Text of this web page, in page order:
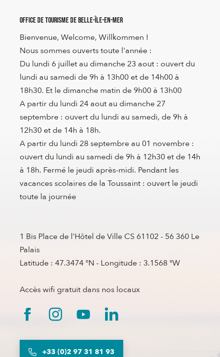
Office de Tourisme de Belle-Île-en-Mer
Bienvenue, Welcome, Willkommen !
Nous sommes ouverts toute l'année :
Du lundi 6 juillet au dimanche 23 aout : ouvert du
lundi au samedi de 9h à 13h00 et de 14h00 à
18h30. Et le dimanche matin de 9h00 à 13h00
A partir du lundi 24 aout au dimanche 27
septembre : ouvert du lundi au samedi, de 9h à
12h30 et de 14h à 18h.
A partir du lundi 28 septembre au 01 novembre :
ouvert du lundi au samedi de 9h à 12h30 et de 14h
à 18h. Fermé le jeudi après-midi. Pendant les
vacances scolaires de la Toussaint : ouvert le jeudi
toute la journée
1 Bis Place de l'Hôtel de Ville CS 61102 - 56 360 Le
Palais
Latitude : 47.3474 °N - Longitude : 3.1568 °W
Accès wifi gratuit dans nos locaux
+33 (0)2 97 31 81 93